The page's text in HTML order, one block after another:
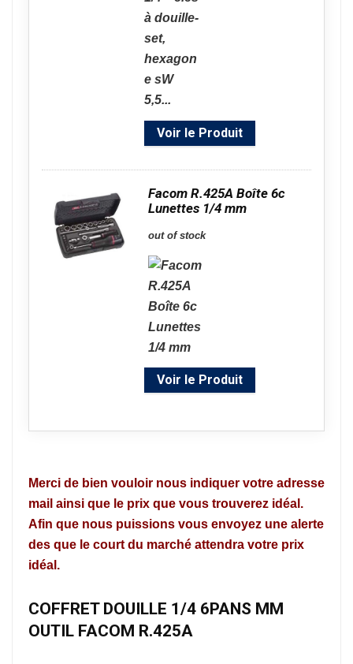
Voir le Produit
Facom R.425A Boîte 6c
Lunettes 1/4 mm
out of stock
Voir le Produit
Merci de bien vouloir nous indiquer votre adresse
mail ainsi que le prix que vous trouverez idéal.
Afin que nous puissions vous envoyez une alerte
des que le court du marché attendra votre prix
idéal.
COFFRET DOUILLE 1/4 6PANS MM
OUTIL FACOM R.425A